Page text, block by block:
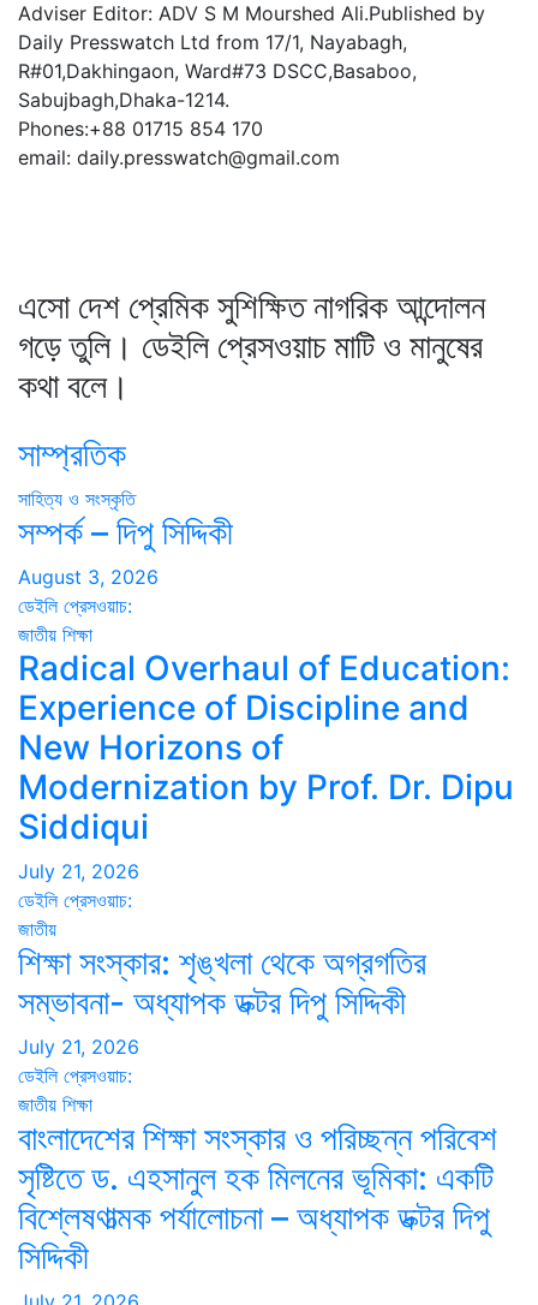
Adviser Editor: ADV S M Mourshed Ali.Published by
Daily Presswatch Ltd from 17/1, Nayabagh,
R#01,Dakhingaon, Ward#73 DSCC,Basaboo,
Sabujbagh,Dhaka-1214.
Phones:+88 01715 854 170
email: daily.presswatch@gmail.com
এসো দেশ প্রেমিক সুশিক্ষিত নাগরিক আন্দোলন
গড়ে তুলি। ডেইলি প্রেসওয়াচ মাটি ও মানুষের
কথা বলে।
সাম্প্রতিক
সাহিত্য ও সংস্কৃতি
সম্পর্ক – দিপু সিদ্দিকী
August 3, 2026
ডেইলি প্রেসওয়াচ:
জাতীয় শিক্ষা
Radical Overhaul of Education:
Experience of Discipline and
New Horizons of
Modernization by Prof. Dr. Dipu
Siddiqui
July 21, 2026
ডেইলি প্রেসওয়াচ:
জাতীয়
শিক্ষা সংস্কার: শৃঙ্খলা থেকে অগ্রগতির
সম্ভাবনা- অধ্যাপক ডক্টর দিপু সিদ্দিকী
July 21, 2026
ডেইলি প্রেসওয়াচ:
জাতীয় শিক্ষা
বাংলাদেশের শিক্ষা সংস্কার ও পরিচ্ছন্ন পরিবেশ
সৃষ্টিতে ড. এহসানুল হক মিলনের ভূমিকা: একটি
বিশ্লেষণাত্মক পর্যালোচনা – অধ্যাপক ডক্টর দিপু
সিদ্দিকী